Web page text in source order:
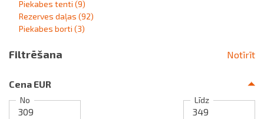
Piekabes tenti (9)
Rezerves daļas (92)
Piekabes borti (3)
Filtrēšana Notīrīt
Cena EUR
No Līdz